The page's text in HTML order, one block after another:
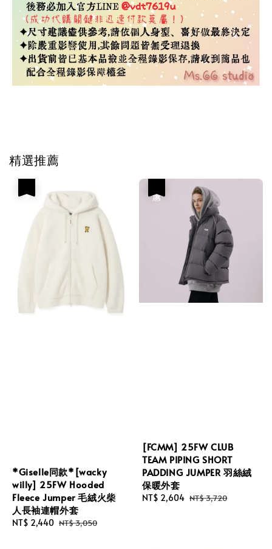
精選推薦
*Giselle同款*[wacky
willy] 25FW Hooded
Fleece Jumper 毛絨火柴
人長袖連帽外套
Sale
NT$ 2,440 Regular
NT$ 3,050
[FCMM] 25FW CLUB
TEAM PIPING SHORT
PADDING JUMPER 羽絲絨
保暖外套
Sale
NT$ 2,604 Regular
NT$ 3,720